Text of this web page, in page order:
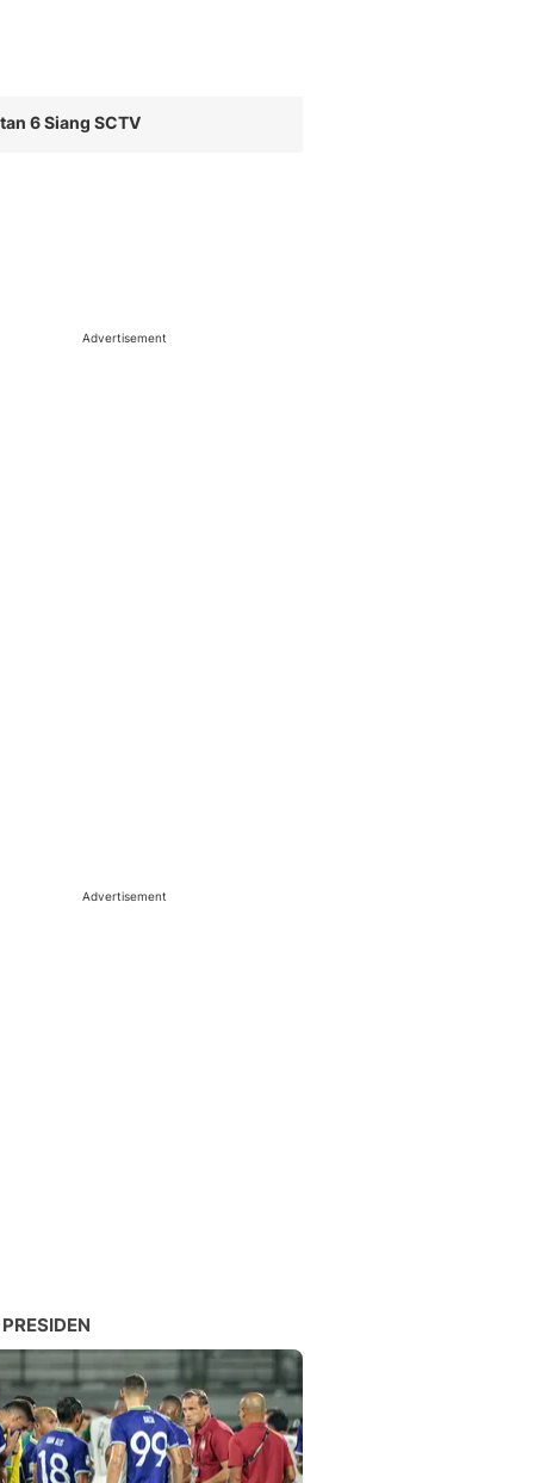
6 Siang SCTV
Advertisement
Advertisement